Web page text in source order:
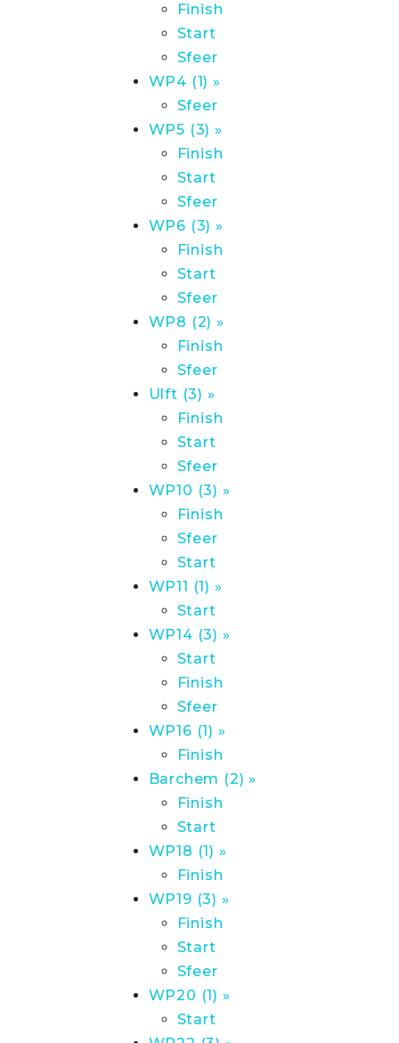
Finish
Start
Sfeer
WP4 (1) »
Sfeer
WP5 (3) »
Finish
Start
Sfeer
WP6 (3) »
Finish
Start
Sfeer
WP8 (2) »
Finish
Sfeer
Ulft (3) »
Finish
Start
Sfeer
WP10 (3) »
Finish
Sfeer
Start
WP11 (1) »
Start
WP14 (3) »
Start
Finish
Sfeer
WP16 (1) »
Finish
Barchem (2) »
Finish
Start
WP18 (1) »
Finish
WP19 (3) »
Finish
Start
Sfeer
WP20 (1) »
Start